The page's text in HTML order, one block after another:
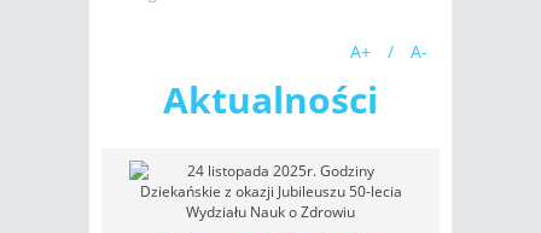
A+ / A-
Aktualności